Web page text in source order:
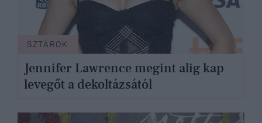
SZTÁROK
Jennifer Lawrence megint alig kap
levegőt a dekoltázsától